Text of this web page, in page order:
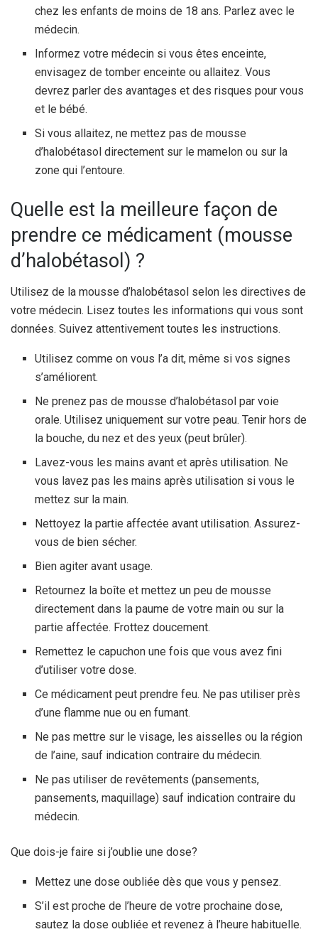
chez les enfants de moins de 18 ans. Parlez avec le
médecin.
Informez votre médecin si vous êtes enceinte,
envisagez de tomber enceinte ou allaitez. Vous
devrez parler des avantages et des risques pour vous
et le bébé.
Si vous allaitez, ne mettez pas de mousse
d’halobétasol directement sur le mamelon ou sur la
zone qui l’entoure.
Quelle est la meilleure façon de
prendre ce médicament (mousse
d’halobétasol) ?
Utilisez de la mousse d’halobétasol selon les directives de
votre médecin. Lisez toutes les informations qui vous sont
données. Suivez attentivement toutes les instructions.
Utilisez comme on vous l’a dit, même si vos signes
s’améliorent.
Ne prenez pas de mousse d’halobétasol par voie
orale. Utilisez uniquement sur votre peau. Tenir hors de
la bouche, du nez et des yeux (peut brûler).
Lavez-vous les mains avant et après utilisation. Ne
vous lavez pas les mains après utilisation si vous le
mettez sur la main.
Nettoyez la partie affectée avant utilisation. Assurez-
vous de bien sécher.
Bien agiter avant usage.
Retournez la boîte et mettez un peu de mousse
directement dans la paume de votre main ou sur la
partie affectée. Frottez doucement.
Remettez le capuchon une fois que vous avez fini
d’utiliser votre dose.
Ce médicament peut prendre feu. Ne pas utiliser près
d’une flamme nue ou en fumant.
Ne pas mettre sur le visage, les aisselles ou la région
de l’aine, sauf indication contraire du médecin.
Ne pas utiliser de revêtements (pansements,
pansements, maquillage) sauf indication contraire du
médecin.
Que dois-je faire si j’oublie une dose?
Mettez une dose oubliée dès que vous y pensez.
S’il est proche de l’heure de votre prochaine dose,
sautez la dose oubliée et revenez à l’heure habituelle.